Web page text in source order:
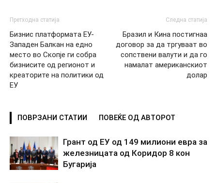
Претходна статија
Бизнис платформата ЕУ-
Западен Балкан на едно
место во Скопје ги собра
бизнисите од регионот и
креаторите на политики од
ЕУ
Следна статија
Бразил и Кина постигнаа
договор за да тргуваат во
сопствени валути и да го
намалат американскиот
долар
ПОВРЗАНИ СТАТИИ ПОВЕЌЕ ОД АВТОРОТ
Грант од ЕУ од 149 милиони евра за
железницата од Коридор 8 кон
Бугарија